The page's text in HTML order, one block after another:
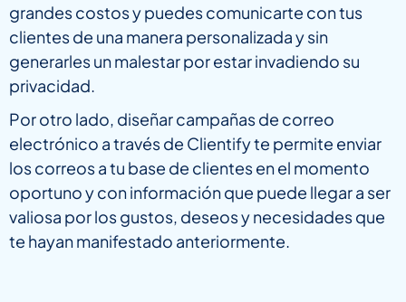
grandes costos y puedes comunicarte con tus
clientes de una manera personalizada y sin
generarles un malestar por estar invadiendo su
privacidad.
Por otro lado, diseñar campañas de correo
electrónico a través de Clientify te permite enviar
los correos a tu base de clientes en el momento
oportuno y con información que puede llegar a ser
valiosa por los gustos, deseos y necesidades que
te hayan manifestado anteriormente.